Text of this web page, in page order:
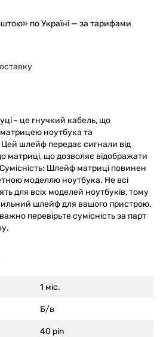
по Україні — за тарифами
- це гнучкий кабель, що
матрицею ноутбука та
шлейф передає сигнали від
матриці, що дозволяє відображати
Шлейф матриці повинен
моделлю ноутбука. Не всі
для всіх моделей ноутбуків, тому
шлейф для вашого пристрою.
перевірьте сумісність за парт
1 міс.
Б/в
40 pin